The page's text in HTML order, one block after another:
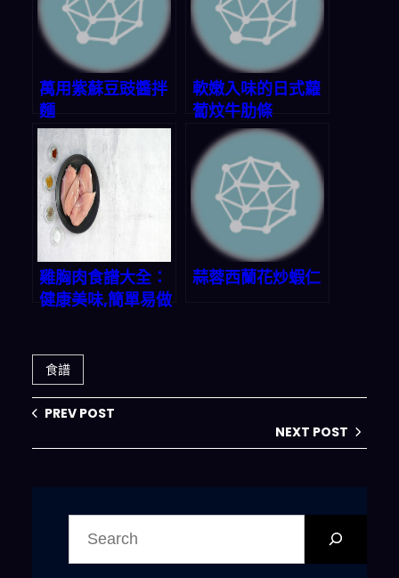
萬用紫蘇豆豉醬拌
麵
軟嫩入味的日式蘿
蔔炆牛肋條
雞胸肉食譜大全：
健康美味,簡單易做
蒜蓉西蘭花炒蝦仁
食譜
PREV POST
NEXT POST